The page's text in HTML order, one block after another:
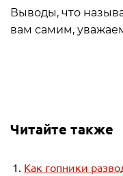
Выводы, что
вам самим,
Читайте также
Как гопники